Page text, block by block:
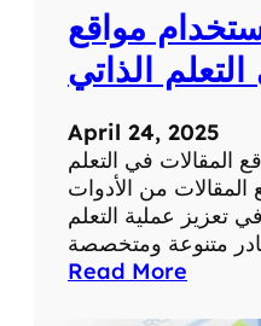
خ
ي
ص
ا
ل
ع
ل
ا
ج
مواقع
الذاتي
April 24, 2025
المقالات في التعلم
المقالات من الأدوات
تعزيز عملية التعلم
Read More